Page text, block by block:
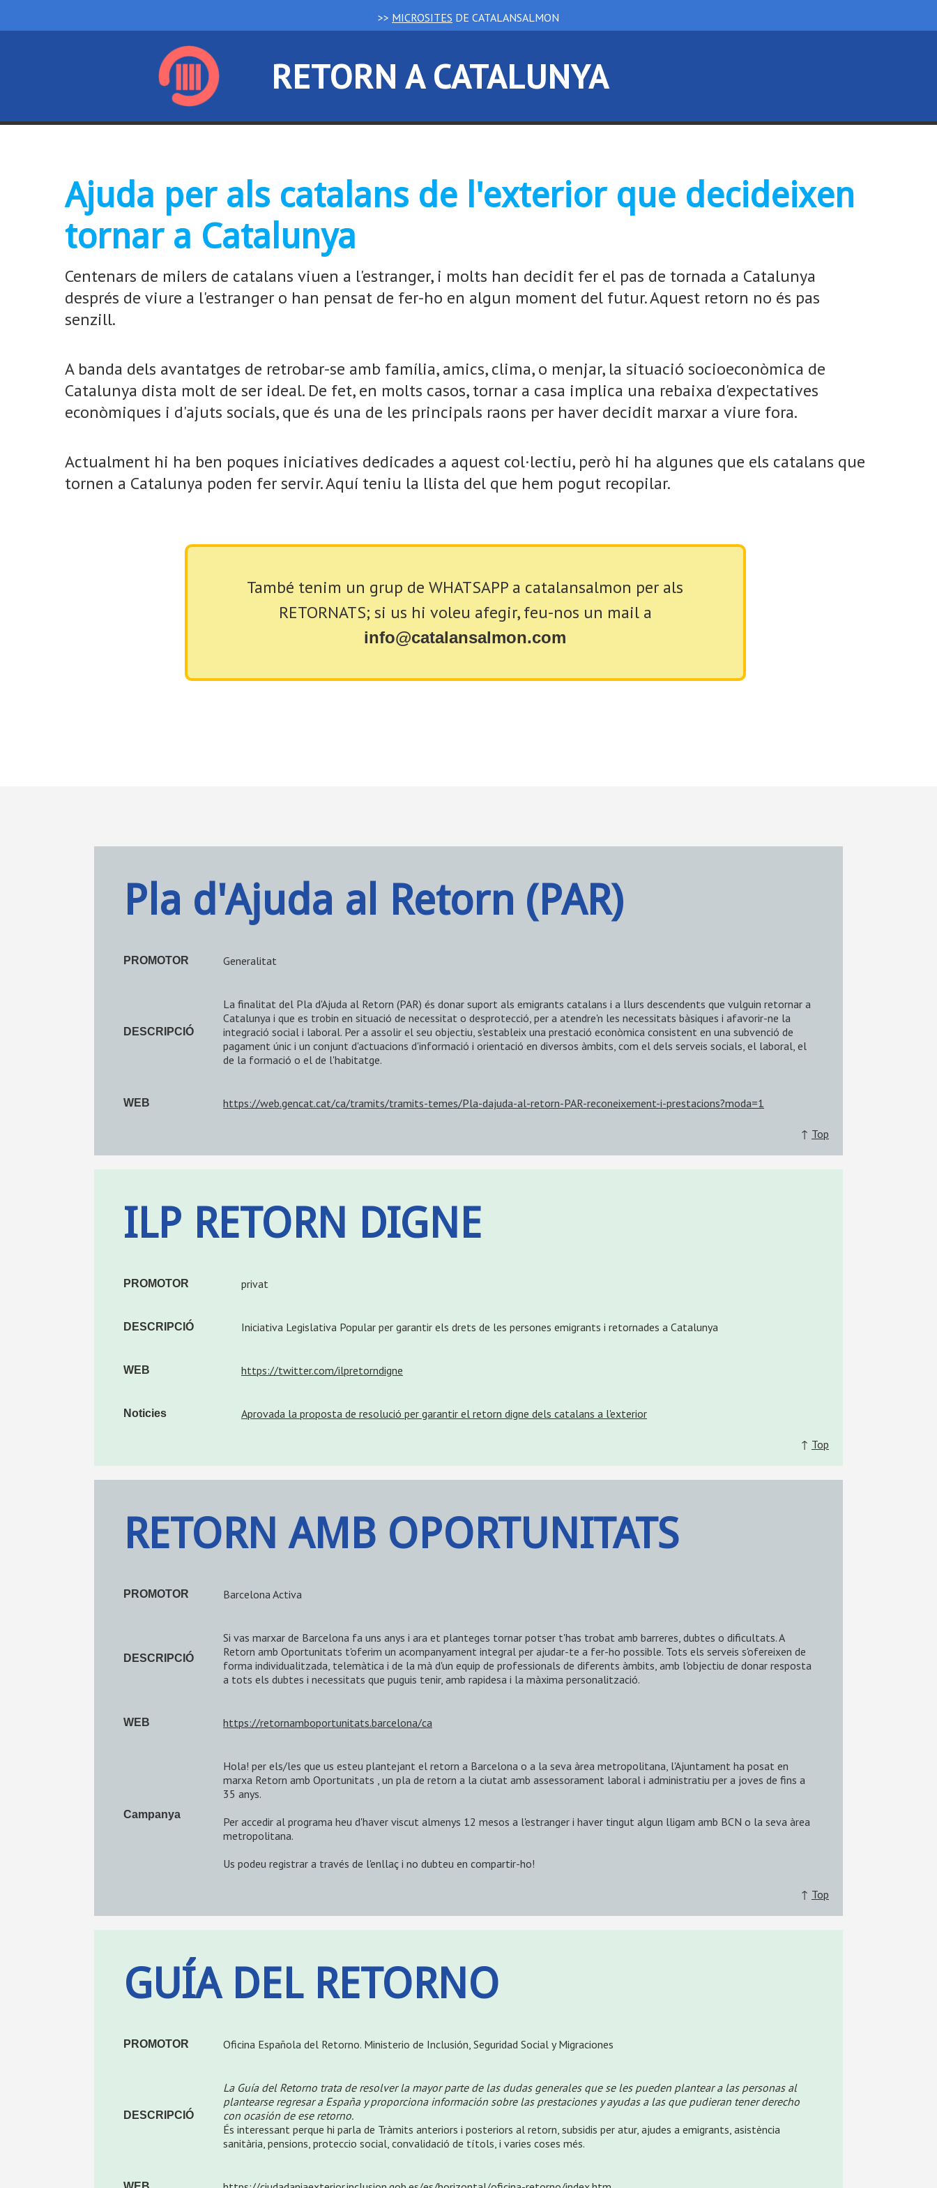
>> MICROSITES DE CATALANSALMON
RETORN A CATALUNYA
Ajuda per als catalans de l'exterior que decideixen
tornar a Catalunya
Centenars de milers de catalans viuen a l'estranger, i molts han decidit fer el pas de tornada a Catalunya
després de viure a l'estranger o han pensat de fer-ho en algun moment del futur. Aquest retorn no és pas
senzill.
A banda dels avantatges de retrobar-se amb família, amics, clima, o menjar, la situació socioeconòmica de
Catalunya dista molt de ser ideal. De fet, en molts casos, tornar a casa implica una rebaixa d'expectatives
econòmiques i d'ajuts socials, que és una de les principals raons per haver decidit marxar a viure fora.
Actualment hi ha ben poques iniciatives dedicades a aquest col·lectiu, però hi ha algunes que els catalans que
tornen a Catalunya poden fer servir. Aquí teniu la llista del que hem pogut recopilar.
També tenim un grup de WHATSAPP a catalansalmon per als
RETORNATS; si us hi voleu afegir, feu-nos un mail a
info@catalansalmon.com
Pla d'Ajuda al Retorn (PAR)
PROMOTOR Generalitat
DESCRIPCIÓ
La finalitat del Pla d'Ajuda al Retorn (PAR) és donar suport als emigrants catalans i a llurs descendents que vulguin retornar a
Catalunya i que es trobin en situació de necessitat o desprotecció, per a atendre'n les necessitats bàsiques i afavorir-ne la
integració social i laboral. Per a assolir el seu objectiu, s'estableix una prestació econòmica consistent en una subvenció de
pagament únic i un conjunt d'actuacions d'informació i orientació en diversos àmbits, com el dels serveis socials, el laboral, el
de la formació o el de l'habitatge.
WEB https://web.gencat.cat/ca/tramits/tramits-temes/Pla-dajuda-al-retorn-PAR-reconeixement-i-prestacions?moda=1
↑ Top
ILP RETORN DIGNE
PROMOTOR privat
DESCRIPCIÓ Iniciativa Legislativa Popular per garantir els drets de les persones emigrants i retornades a Catalunya
WEB https://twitter.com/ilpretorndigne
Noticies Aprovada la proposta de resolució per garantir el retorn digne dels catalans a l'exterior
↑ Top
RETORN AMB OPORTUNITATS
PROMOTOR Barcelona Activa
DESCRIPCIÓ
Si vas marxar de Barcelona fa uns anys i ara et planteges tornar potser t'has trobat amb barreres, dubtes o dificultats. A
Retorn amb Oportunitats t'oferim un acompanyament integral per ajudar-te a fer-ho possible. Tots els serveis s'ofereixen de
forma individualitzada, telemàtica i de la mà d'un equip de professionals de diferents àmbits, amb l'objectiu de donar resposta
a tots els dubtes i necessitats que puguis tenir, amb rapidesa i la màxima personalització.
WEB https://retornamboportunitats.barcelona/ca
Campanya
Hola! per els/les que us esteu plantejant el retorn a Barcelona o a la seva àrea metropolitana, l'Ajuntament ha posat en
marxa Retorn amb Oportunitats , un pla de retorn a la ciutat amb assessorament laboral i administratiu per a joves de fins a
35 anys.
Per accedir al programa heu d'haver viscut almenys 12 mesos a l'estranger i haver tingut algun lligam amb BCN o la seva àrea
metropolitana.
Us podeu registrar a través de l'enllaç i no dubteu en compartir-ho!
↑ Top
GUÍA DEL RETORNO
PROMOTOR Oficina Española del Retorno. Ministerio de Inclusión, Seguridad Social y Migraciones
DESCRIPCIÓ
La Guía del Retorno trata de resolver la mayor parte de las dudas generales que se les pueden plantear a las personas al
plantearse regresar a España y proporciona información sobre las prestaciones y ayudas a las que pudieran tener derecho
con ocasión de ese retorno.
És interessant perque hi parla de Tràmits anteriors i posteriors al retorn, subsidis per atur, ajudes a emigrants, asistència
sanitària, pensions, proteccio social, convalidació de títols, i varies coses més.